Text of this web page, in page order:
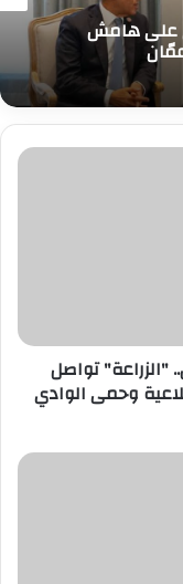
على هامش
"الزراعة" تواصل
وحمى الوادي